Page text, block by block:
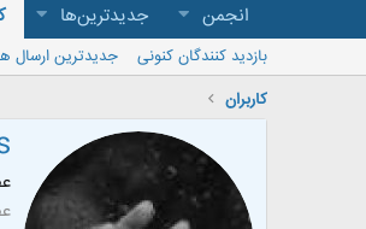
انجمن جدیدترین‌ها
بازدید کنندگان کنونی جدیدترین ارسال
کاربران